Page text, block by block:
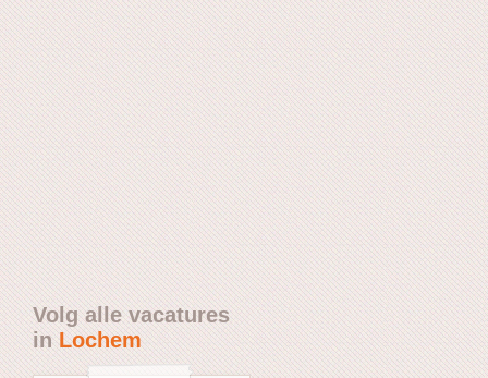
Volg alle vacatures
inLochem